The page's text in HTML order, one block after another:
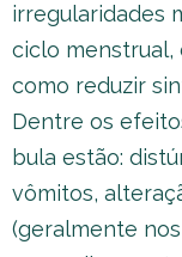
irregularidades
ciclo menstrual,
como reduzir
Dentre os
bula estão:
vômitos,
(geralmente